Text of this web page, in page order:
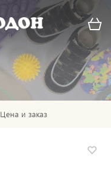
Цена и заказ